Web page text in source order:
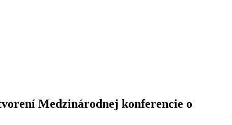
Medzinárodnej konferencie o